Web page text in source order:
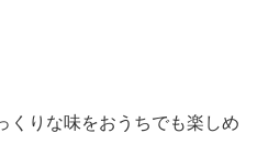
くりな味をおうちでも楽しめ